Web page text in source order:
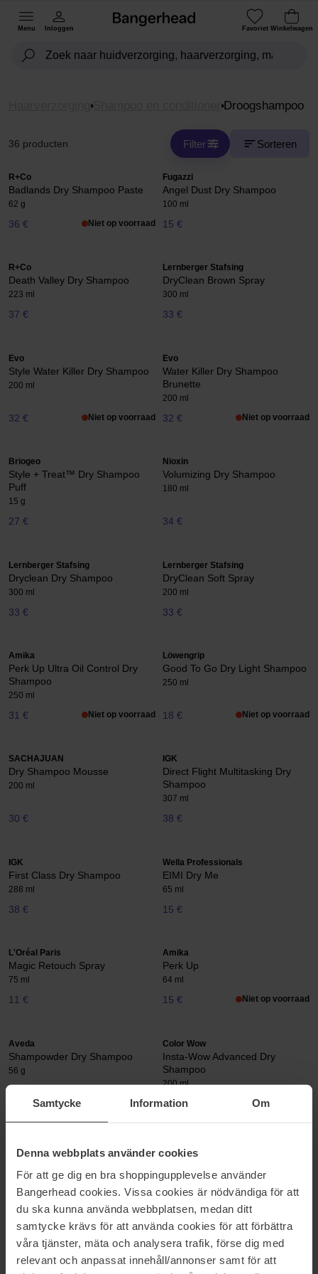
Samtycke Information Om
Denna webbplats använder cookies
För att ge dig en bra shoppingupplevelse använder
Bangerhead cookies. Vissa cookies är nödvändiga för att
du ska kunna använda webbplatsen, medan ditt
samtycke krävs för att använda cookies för att förbättra
våra tjänster, mäta och analysera trafik, förse dig med
relevant och anpassat innehåll/annonser samt för att
Menu Inloggen Favoriet Winkelwagen
Shampoo en conditioner Droogshampoo
36 producten Filter Sorteren
R+Co
Badlands Dry Shampoo Paste
62 g
36 € Niet op voorraad
Fugazzi
Angel Dust Dry Shampoo
100 ml
15 €
R+Co
Death Valley Dry Shampoo
223 ml
37 €
Lernberger Stafsing
DryClean Brown Spray
300 ml
33 €
Evo
Style Water Killer Dry Shampoo
200 ml
32 € Niet op voorraad
Evo
Water Killer Dry Shampoo
Brunette
200 ml
32 € Niet op voorraad
Briogeo
Style + Treat™ Dry Shampoo
Puff
15 g
27 €
Nioxin
Volumizing Dry Shampoo
180 ml
34 €
Lernberger Stafsing
Dryclean Dry Shampoo
300 ml
33 €
Lernberger Stafsing
DryClean Soft Spray
200 ml
33 €
Amika
Perk Up Ultra Oil Control Dry
Shampoo
250 ml
31 € Niet op voorraad
Löwengrip
Good To Go Dry Light Shampoo
250 ml
18 € Niet op voorraad
SACHAJUAN
Dry Shampoo Mousse
200 ml
30 €
IGK
Direct Flight Multitasking Dry
Shampoo
307 ml
38 €
IGK
First Class Dry Shampoo
288 ml
38 €
Wella Professionals
EIMI Dry Me
65 ml
15 €
L'Oréal Paris
Magic Retouch Spray
75 ml
11 €
Amika
Perk Up
64 ml
15 € Niet op voorraad
Aveda
Shampowder Dry Shampoo
56 g
Niet op voorraad
Color Wow
Insta-Wow Advanced Dry
Shampoo
200 ml
32 €
Goldwell
Dualsenses Ultra Volume
250 ml
24 €
Hickap
Instant Upgrade Dry Shampoo
200 ml
16 €
IDUN Minerals
Refreshing Dry Shampoo
200 ml
Jet Lag Dry Shampoo
260 ml